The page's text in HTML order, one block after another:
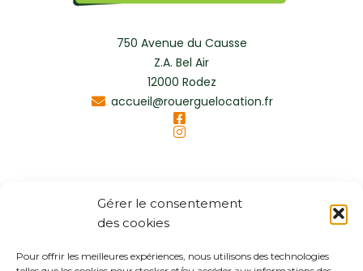
Gérer le consentement
des cookies
Pour offrir les meilleures expériences, nous utilisons des technologies
750 Avenue du Causse
Z.A. Bel Air
12000 Rodez
accueil@rouerguelocation.fr